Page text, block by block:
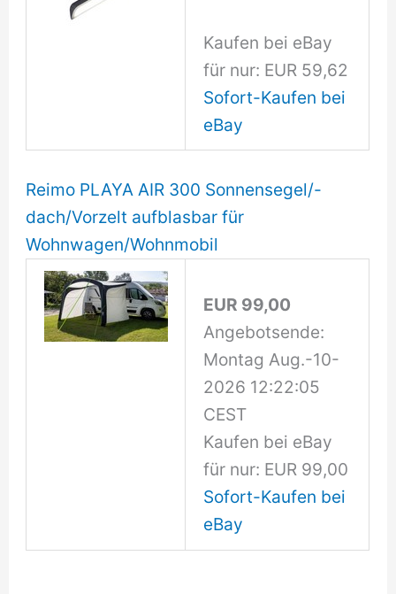
Kaufen bei eBay
für nur: EUR 59,62
Sofort-Kaufen bei
eBay
Reimo PLAYA AIR 300 Sonnensegel/-
dach/Vorzelt aufblasbar für
Wohnwagen/Wohnmobil
EUR 99,00
Angebotsende:
Montag Aug.-10-
2026 12:22:05
CEST
Kaufen bei eBay
für nur: EUR 99,00
Sofort-Kaufen bei
eBay